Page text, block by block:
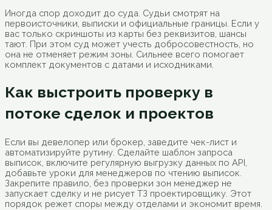
Иногда спор доходит до суда. Судьи смотрят на
первоисточники, выписки и официальные границы. Если у
вас только скриншоты из карты без реквизитов, шансы
тают. При этом суд может учесть добросовестность, но
она не отменяет режим зоны. Сильнее всего помогает
комплект документов с датами и исходниками.
Как выстроить проверку в
потоке сделок и проектов
Если вы девелопер или брокер, заведите чек-лист и
автоматизируйте рутину. Сделайте шаблон запроса
выписок, включите регулярную выгрузку данных по API,
добавьте уроки для менеджеров по чтению выписок.
Закрепите правило, без проверки зон менеджер не
запускает сделку и не рисует ТЗ проектировщику. Этот
порядок режет споры между отделами и экономит время.